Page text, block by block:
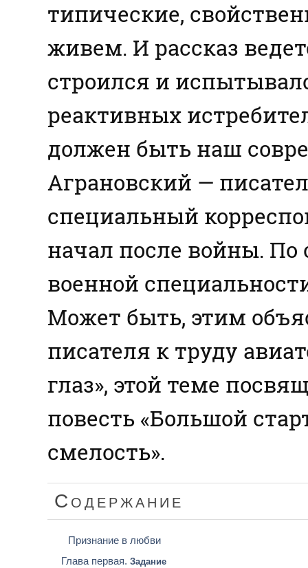
типические,
живем. И рассказ
строился и
реактивных
должен быть наш
Аграновский —
специальный
начал после войны. По
военной
Может быть, этим
писателя к труду
глаз», этой теме
повесть «Большой
смелость».
Содержание
Признание в любви
Глава первая. Задание